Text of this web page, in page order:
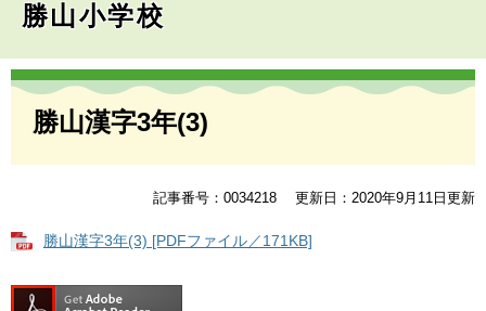
勝山小学校
本
勝山漢字3年(3)
記事番号：0034218 更新日：2020年9月11日更新
勝山漢字3年(3) [PDFファイル／171KB]